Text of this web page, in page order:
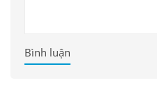
Bình luận